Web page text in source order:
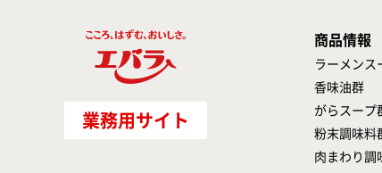
業務用サイト
商品情報
ラーメンス
香味油群
がらスープ
粉末調味料
肉まわり調